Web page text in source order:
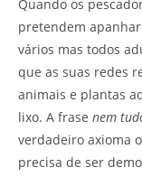
Quando os
pretendem
vários mas todos
que as suas redes
animais e plantas
lixo. A frase nem
verdadeiro axioma
precisa de ser